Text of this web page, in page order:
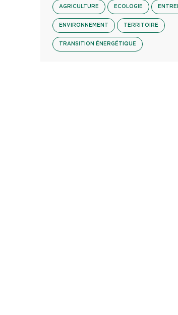
AGRICULTURE ECOLOGIE
ENVIRONNEMENT TERRITOIRE
TRANSITION ÉNERGÉTIQUE